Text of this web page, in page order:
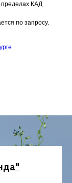
пределах КАД
по запросу.